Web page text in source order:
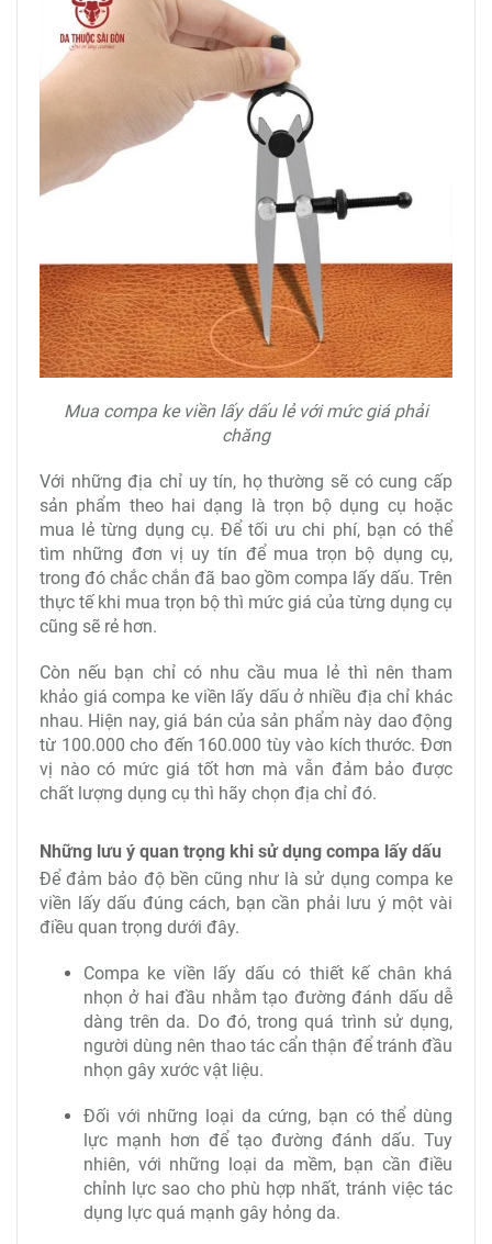
Mua compa ke viền lấy dấu lẻ với mức giá phải
chăng
Với những địa chỉ uy tín, họ thường sẽ có cung cấp
sản phẩm theo hai dạng là trọn bộ dụng cụ hoặc
mua lẻ từng dụng cụ. Để tối ưu chi phí, bạn có thể
tìm những đơn vị uy tín để mua trọn bộ dụng cụ,
trong đó chắc chắn đã bao gồm compa lấy dấu. Trên
thực tế khi mua trọn bộ thì mức giá của từng dụng cụ
cũng sẽ rẻ hơn.
Còn nếu bạn chỉ có nhu cầu mua lẻ thì nên tham
khảo giá compa ke viền lấy dấu ở nhiều địa chỉ khác
nhau. Hiện nay, giá bán của sản phẩm này dao động
từ 100.000 cho đến 160.000 tùy vào kích thước. Đơn
vị nào có mức giá tốt hơn mà vẫn đảm bảo được
chất lượng dụng cụ thì hãy chọn địa chỉ đó.
Những lưu ý quan trọng khi sử dụng compa lấy dấu
Để đảm bảo độ bền cũng như là sử dụng compa ke
viền lấy dấu đúng cách, bạn cần phải lưu ý một vài
điều quan trọng dưới đây.
Compa ke viền lấy dấu có thiết kế chân khá
nhọn ở hai đầu nhằm tạo đường đánh dấu dễ
dàng trên da. Do đó, trong quá trình sử dụng,
người dùng nên thao tác cẩn thận để tránh đầu
nhọn gây xước vật liệu.
Đối với những loại da cứng, bạn có thể dùng
lực mạnh hơn để tạo đường đánh dấu. Tuy
nhiên, với những loại da mềm, bạn cần điều
chỉnh lực sao cho phù hợp nhất, tránh việc tác
dụng lực quá mạnh gây hỏng da.